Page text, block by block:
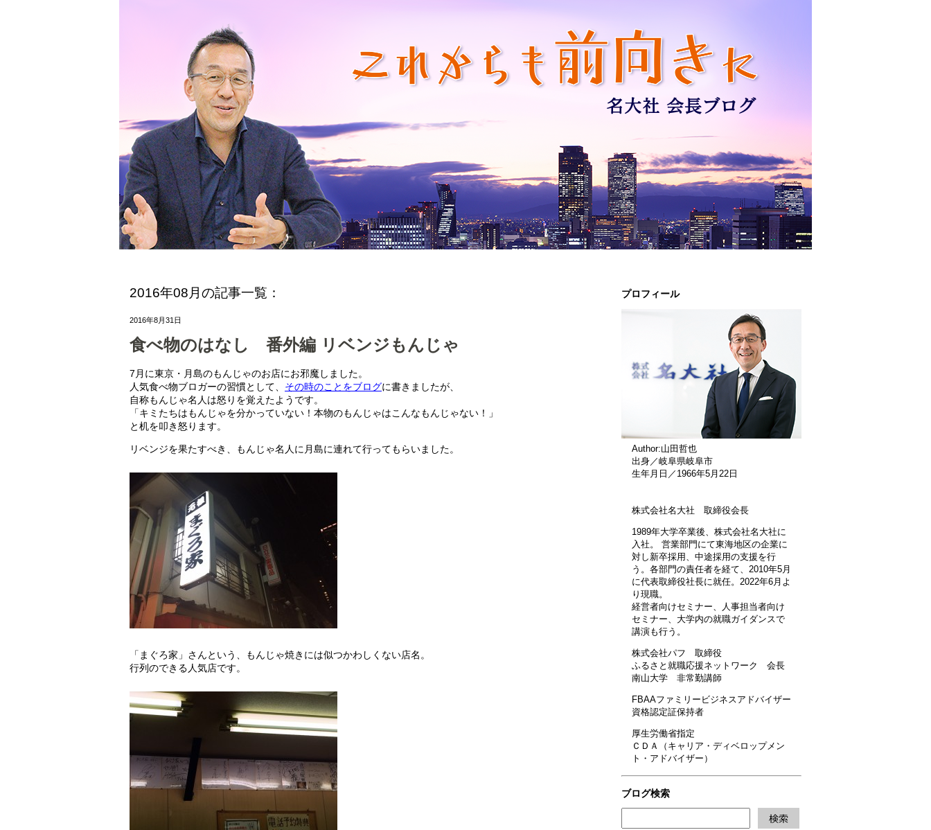
プロフィール
Author:山田哲也
出身／岐阜県岐阜市
生年月日／1966年5月22日
株式会社名大社 取締役会長
1989年大学卒業後、株式会社名大社に
入社。 営業部門にて東海地区の企業に
対し新卒採用、中途採用の支援を行
う。各部門の責任者を経て、2010年5月
に代表取締役社長に就任。2022年6月よ
り現職。
経営者向けセミナー、人事担当者向け
セミナー、大学内の就職ガイダンスで
講演も行う。
株式会社パフ 取締役
ふるさと就職応援ネットワーク 会長
南山大学 非常勤講師
FBAAファミリービジネスアドバイザー
資格認定証保持者
厚生労働省指定
ＣＤＡ（キャリア・ディベロップメン
ト・アドバイザー）
ブログ検索
2016年08月の記事一覧：
2016年8月31日
食べ物のはなし 番外編 リベンジもんじゃ
7月に東京・月島のもんじゃのお店にお邪魔しました。
人気食べ物ブロガーの習慣として、 その時のことをブログに書きましたが、
自称もんじゃ名人は怒りを覚えたようです。
「キミたちはもんじゃを分かっていない！本物のもんじゃはこんなもんじゃない！」
と机を叩き怒ります。
リベンジを果たすべき、もんじゃ名人に月島に連れて行ってもらいました。
「まぐろ家」さんという、もんじゃ焼きには似つかわしくない店名。
行列のできる人気店です。